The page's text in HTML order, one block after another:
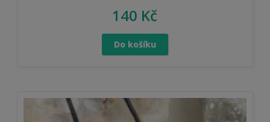
140 Kč
Do košíku